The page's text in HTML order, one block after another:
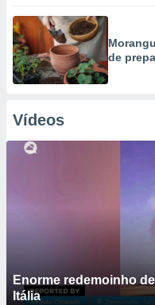
de
Vídeos
Enorme redemoinho
Itália